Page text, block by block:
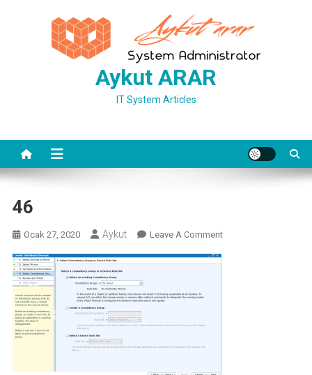
Aykut ARAR
IT System Articles
46
Ocak 27, 2020 Aykut Leave A CommentOn